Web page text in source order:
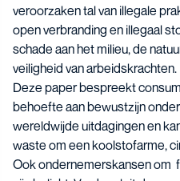
veroorzaken tal van illegale
open verbranding en illegaal
schade aan het milieu, de
veiligheid van arbeidskrachten.
Deze paper bespreekt
behoefte aan bewustzijn
wereldwijde uitdagingen en
waste om een koolstofarme,
Ook ondernemerskansen om